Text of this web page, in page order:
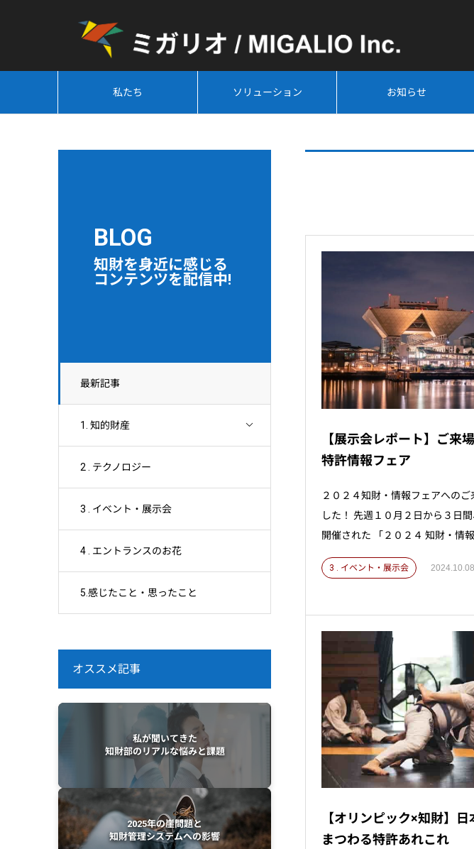
私たち ソリューション お知らせ
BLOG
知財を身近に感じる
コンテンツを配信中!
最新記事
1. 知的財産
2 . テクノロジー
3 . イベント・展示会
4 . エントランスのお花
5.感じたこと・思ったこと
【展示会レポート】ご来
特許情報フェア
２０２４知財・情報フェアへの
した！ 先週１０月２日から３日
開催された 「２０２４ 知財・情報
3 . イベント・展示会 2024.10.08
【オリンピック×知財】
まつわる特許あれこれ
オススメ記事
私が聞いてきた
知財部のリアルな悩みと課題
2025年の崖問題と
知財管理システムへの影響